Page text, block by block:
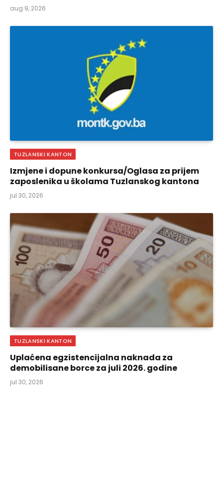
aug 9, 2026
TUZLANSKI KANTON
Izmjene i dopune konkursa/Oglasa za prijem
zaposlenika u školama Tuzlanskog kantona
jul 30, 2026
TUZLANSKI KANTON
Uplaćena egzistencijalna naknada za
demobilisane borce za juli 2026. godine
jul 30, 2026